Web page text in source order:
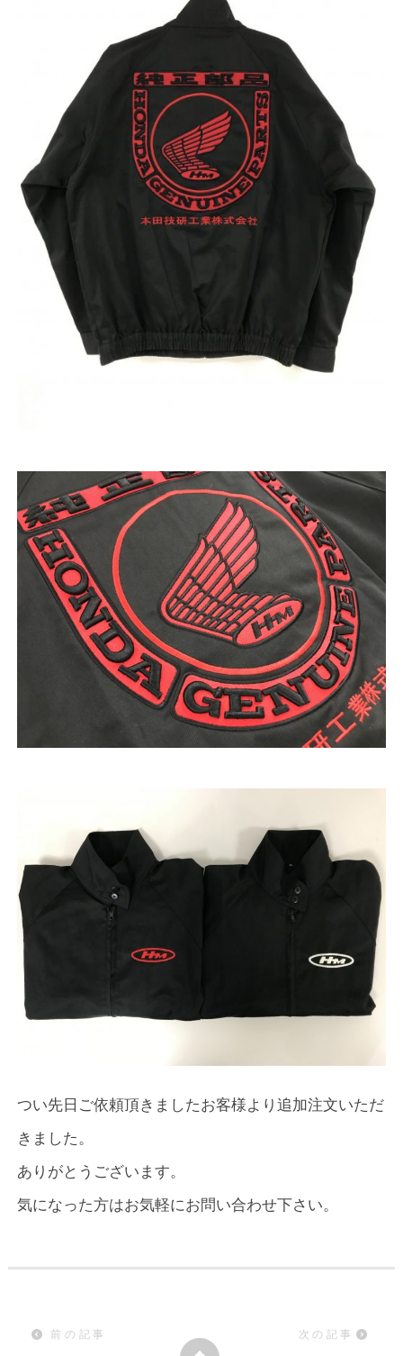
つい先日ご依頼頂きましたお客様より追加注文いただ
きました。
ありがとうございます。
気になった方はお気軽にお問い合わせ下さい。
前の記事 次の記事